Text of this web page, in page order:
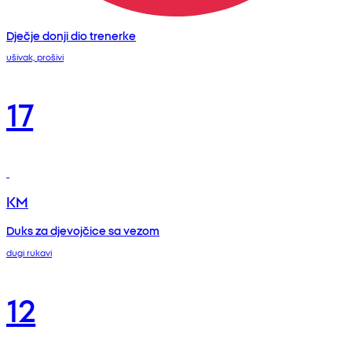
Dječje donji dio trenerke
ušivak, prošivi
17
KM
Duks za djevojčice sa vezom
dugi rukavi
12